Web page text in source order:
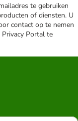
te gebruiken
of diensten. U
contact op te nemen
Portal te